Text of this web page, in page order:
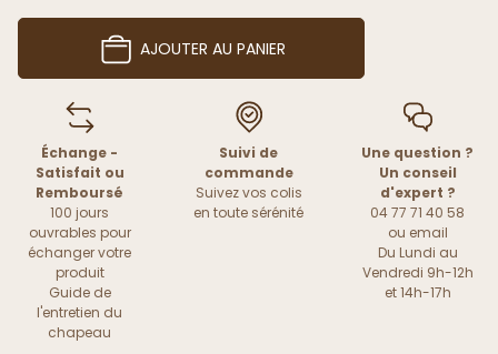
AJOUTER AU PANIER
Échange -
Satisfait ou
Remboursé
100 jours
ouvrables pour
échanger votre
produit
Guide de
l'entretien du
chapeau
Suivi de
commande
Suivez vos colis
en toute sérénité
Une question ?
Un conseil
d'expert ?
04 77 71 40 58
ou email
Du Lundi au
Vendredi 9h-12h
et 14h-17h